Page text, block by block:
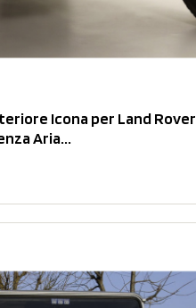
Icona per Land Rover
Aria...